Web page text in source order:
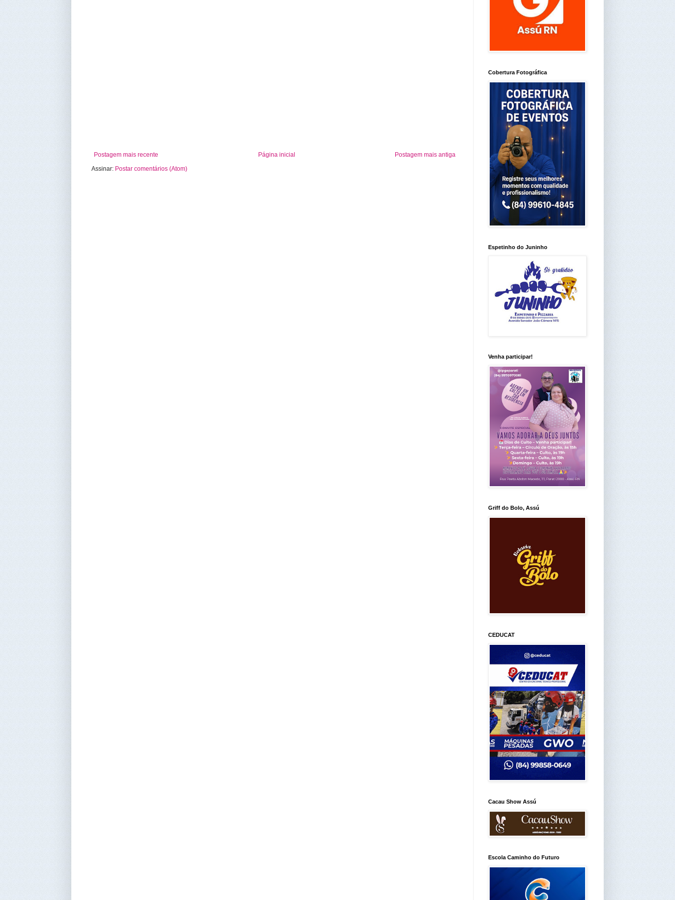
Postagem mais recente Postagem mais antiga
Página inicial
Assinar: Postar comentários (Atom)
Cobertura Fotográfica
Espetinho do Juninho
Venha participar!
Griff do Bolo, Assú
CEDUCAT
Cacau Show Assú
Escola Caminho do Futuro